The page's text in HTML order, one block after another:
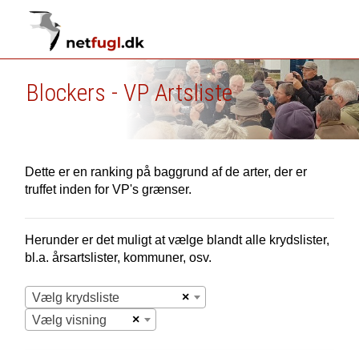
Blockers - VP Artsliste
Dette er en ranking på baggrund af de arter, der er
truffet inden for VP's grænser.
Herunder er det muligt at vælge blandt alle krydslister,
bl.a. årsartslister, kommuner, osv.
×
Vælg krydsliste
×
Vælg visning